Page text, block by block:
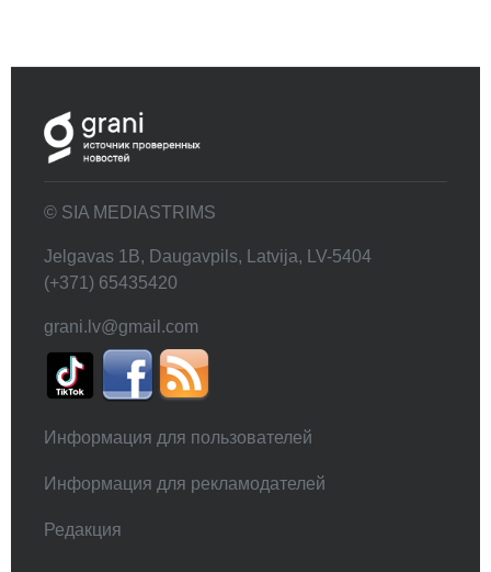
© SIA MEDIASTRIMS
Jelgavas 1B, Daugavpils, Latvija, LV-5404
(+371) 65435420
grani.lv@gmail.com
Информация для пользователей
Информация для рекламодателей
Редакция